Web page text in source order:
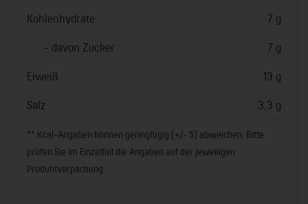
Kohlenhydrate 7 g
- davon Zucker 7 g
Eiweiß 13 g
Salz 3,3 g
** Kcal-Angaben können geringfügig (+/- 5) abweichen. Bitte
prüfen Sie im Einzelfall die Angaben auf der jeweiligen
Produktverpackung.